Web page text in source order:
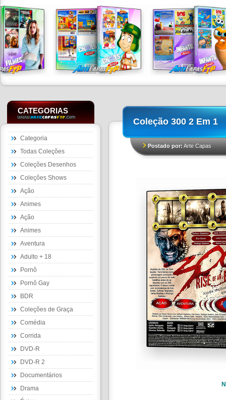
CATEGORIAS
Categoria
Todas Coleções
Coleções Desenhos
Coleções Shows
Ação
Animes
Ação
Animes
Aventura
Adulto + 18
Pornô
Pornô Gay
BDR
Coleções de Graça
Comédia
Corrida
DVD-R
DVD-R 2
Documentários
Drama
Coleção 300 2 Em 1
Postado por:Arte Capas